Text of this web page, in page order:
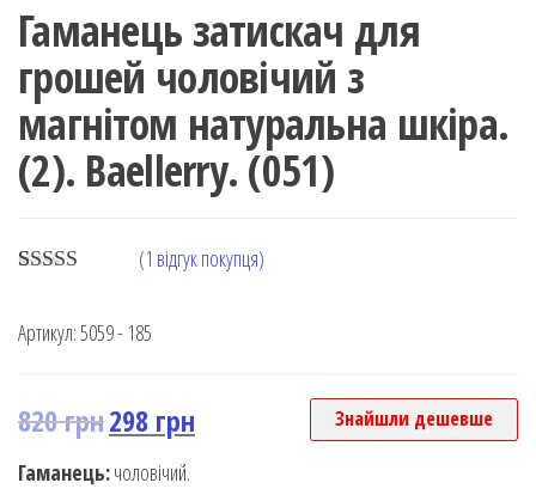
Гаманець затискач для
грошей чоловічий з
магнітом натуральна шкіра.
(2). Baellerry. (051)
based on
(1 відгук покупця)
Артикул:5059 - 185
820грн298 грн Знайшли дешевше
Гаманець:чоловічий.